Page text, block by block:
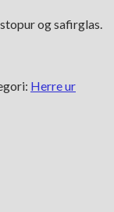
og safirglas.
Herre ur